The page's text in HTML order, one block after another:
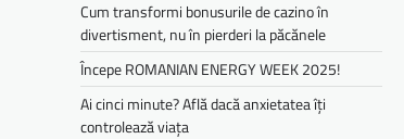
Cum transformi bonusurile de cazino în
divertisment, nu în pierderi la păcănele
Începe ROMANIAN ENERGY WEEK 2025!
Ai cinci minute? Află dacă anxietatea îți
controlează viața